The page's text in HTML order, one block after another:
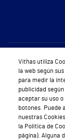
Vithas utiliza
la web según
para medir la
publicidad
aceptar su uso
botones. Puede
nuestras
la Política de
página). Alguna